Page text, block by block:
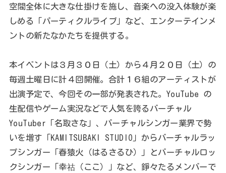
空間全体に大きな仕掛けを施し、音楽への没入体験が楽
しめる「パーティクルライブ」など、エンターテインメ
ントの新たなかたちを提供する。
本イベントは３月３０日（土）から４月２０日（土）の
毎週土曜日に計４回開催。合計１６組のアーティストが
出演予定で、今回その一部が発表された。YouTube の
生配信やゲーム実況などで人気を誇るバーチャル
YouTuber「名取さな」、バーチャルシンガー業界で勢
いを増す「KAMITSUBAKI STUDIO」からバーチャルラッ
プシンガー「春猿火（はるさるひ）」とバーチャルロッ
クシンガー「幸祜（ここ）」など、錚々たるメンバーで